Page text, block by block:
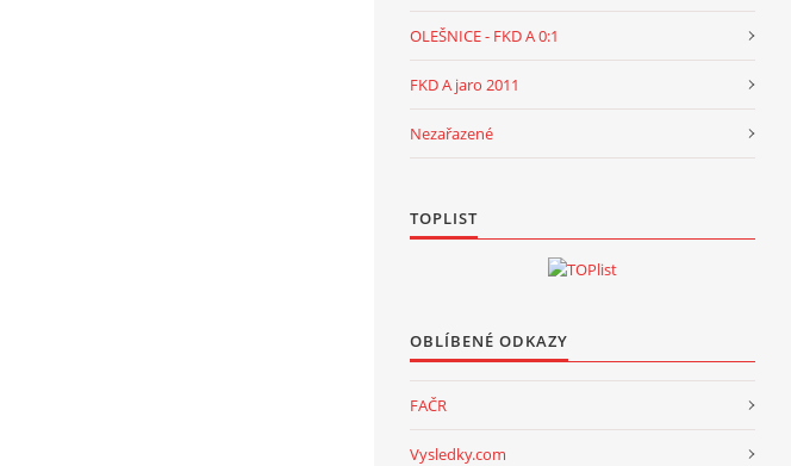
OLEŠNICE - FKD A 0:1
FKD A jaro 2011
Nezařazené
TOPLIST
OBLÍBENÉ ODKAZY
FAČR
Vysledky.com